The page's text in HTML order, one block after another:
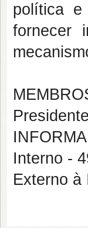
política e
fornecer
Interno -
Externo à